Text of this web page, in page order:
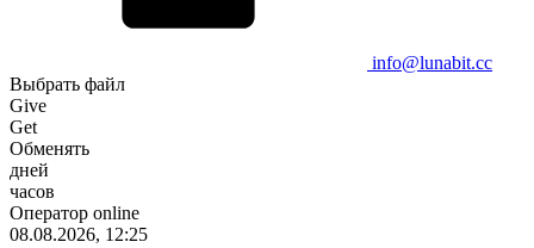
info@lunabit.cc
Выбрать файл
Give
Get
Обменять
дней
часов
Оператор online
08.08.2026, 12:25